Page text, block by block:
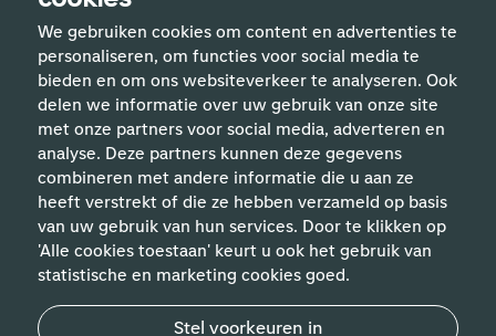
We gebruiken cookies om content en advertenties te
personaliseren, om functies voor social media te
bieden en om ons websiteverkeer te analyseren. Ook
delen we informatie over uw gebruik van onze site
met onze partners voor social media, adverteren en
analyse. Deze partners kunnen deze gegevens
combineren met andere informatie die u aan ze
heeft verstrekt of die ze hebben verzameld op basis
van uw gebruik van hun services. Door te klikken op
'Alle cookies toestaan' keurt u ook het gebruik van
statistische en marketing cookies goed.
Stel voorkeuren in
Handige links
Vakgebieden
Contact